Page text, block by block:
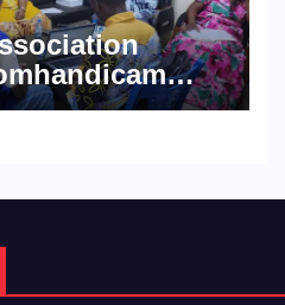
d’une